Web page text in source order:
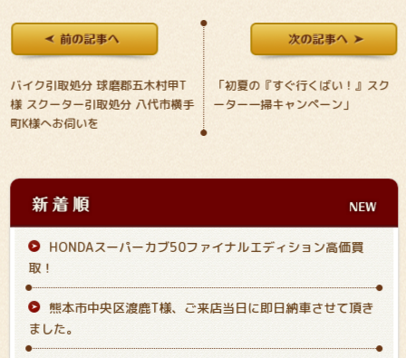
バイク引取処分 球磨郡五木村甲T
様 スクーター引取処分 八代市横手
町K様へお伺いを
「初夏の『すぐ行くばい！』スク
ーター一掃キャンペーン」
HONDAスーパーカブ50ファイナルエディション高価買
取！
熊本市中央区渡鹿T様、ご来店当日に即日納車させて頂き
ました。